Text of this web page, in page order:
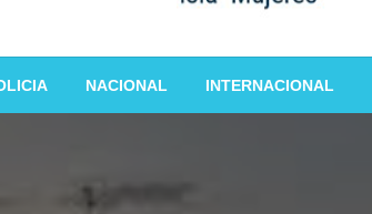
NACIONAL INTERNACIONAL